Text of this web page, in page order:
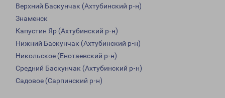
Верхний Баскунчак (Ахтубинский р-н)
Знаменск
Капустин Яр (Ахтубинский р-н)
Нижний Баскунчак (Ахтубинский р-н)
Никольское (Енотаевский р-н)
Средний Баскунчак (Ахтубинский р-н)
Садовое (Сарпинский р-н)